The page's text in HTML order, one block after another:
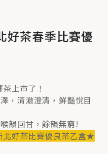
好茶春季比賽優
上市了！
，清澈澄清，鮮豔悅目
韻回甘，餘韻無窮!
好茶比賽優良茶乙盒★